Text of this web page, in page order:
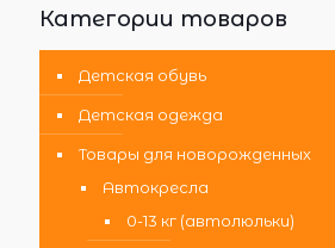
Категории товаров
Детская обувь
Детская одежда
Товары для новорожденных
Автокресла
0-13 кг (автолюльки)